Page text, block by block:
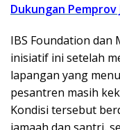
Dukungan
IBS Foundation dan
inisiatif ini setelah
lapangan yang
pesantren masih
Kondisi tersebut